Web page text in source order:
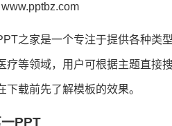
www.pptbz.com
之家是一个专注于提供各种类
疗等领域，用户可根据主题直接
下载前先了解模板的效果。
PPT